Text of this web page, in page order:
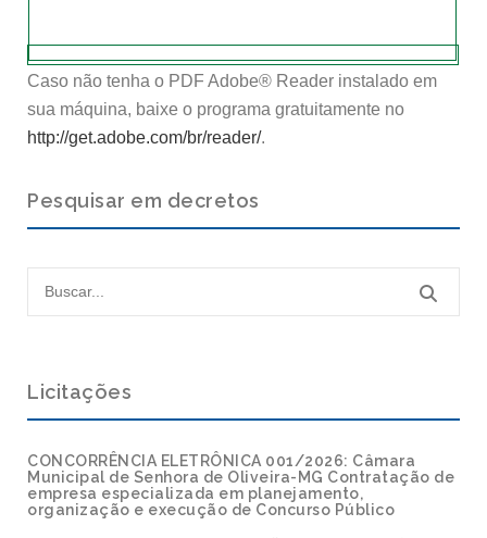
Caso não tenha o PDF Adobe® Reader instalado em
sua máquina, baixe o programa gratuitamente no
http://get.adobe.com/br/reader/.
Pesquisar em decretos
Licitações
CONCORRÊNCIA ELETRÔNICA 001/2026: Câmara
Municipal de Senhora de Oliveira-MG Contratação de
empresa especializada em planejamento,
organização e execução de Concurso Público